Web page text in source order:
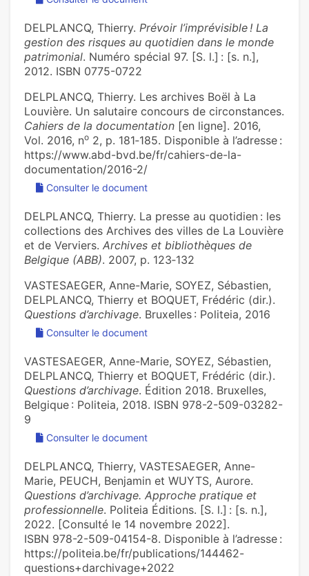
DELPLANCQ, Thierry. Prévoir l’imprévisible ! La
gestion des risques au quotidien dans le monde
patrimonial. Numéro spécial 97. [S. l.] : [s. n.],
2012. ISBN 0775-0722
DELPLANCQ, Thierry. Les archives Boël à La
Louvière. Un salutaire concours de circonstances.
Cahiers de la documentation [en ligne]. 2016,
Vol. 2016, no 2, p. 181‑185. Disponible à l’adresse :
https://www.abd-bvd.be/fr/cahiers-de-la-
documentation/2016-2/
Consulter le document
DELPLANCQ, Thierry. La presse au quotidien : les
collections des Archives des villes de La Louvière
et de Verviers. Archives et bibliothèques de
Belgique (ABB). 2007, p. 123‑132
VASTESAEGER, Anne-Marie, SOYEZ, Sébastien,
DELPLANCQ, Thierry et BOQUET, Frédéric (dir.).
Questions d’archivage. Bruxelles : Politeia, 2016
Consulter le document
VASTESAEGER, Anne-Marie, SOYEZ, Sébastien,
DELPLANCQ, Thierry et BOQUET, Frédéric (dir.).
Questions d’archivage. Édition 2018. Bruxelles,
Belgique : Politeia, 2018. ISBN 978-2-509-03282-
9
Consulter le document
DELPLANCQ, Thierry, VASTESAEGER, Anne-
Marie, PEUCH, Benjamin et WUYTS, Aurore.
Questions d’archivage. Approche pratique et
professionnelle. Politeia Éditions. [S. l.] : [s. n.],
2022. [Consulté le 14 novembre 2022].
ISBN 978-2-509-04154-8. Disponible à l’adresse :
https://politeia.be/fr/publications/144462-
questions+darchivage+2022